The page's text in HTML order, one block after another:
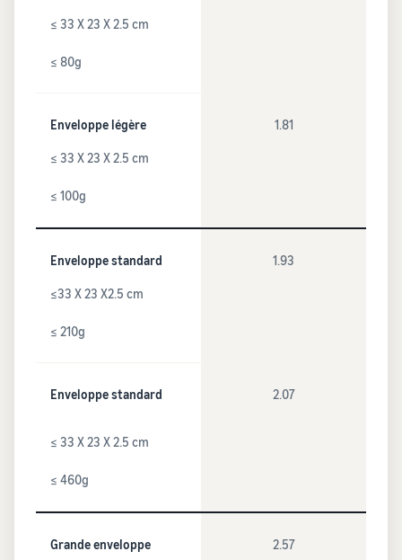
≤ 33 X 23 X 2.5 cm
≤ 80g
Enveloppe légère
≤ 33 X 23 X 2.5 cm
≤ 100g
1.81
Enveloppe standard
≤33 X 23 X2.5 cm
≤ 210g
1.93
Enveloppe standard
≤ 33 X 23 X 2.5 cm
≤ 460g
2.07
Grande enveloppe 2.57